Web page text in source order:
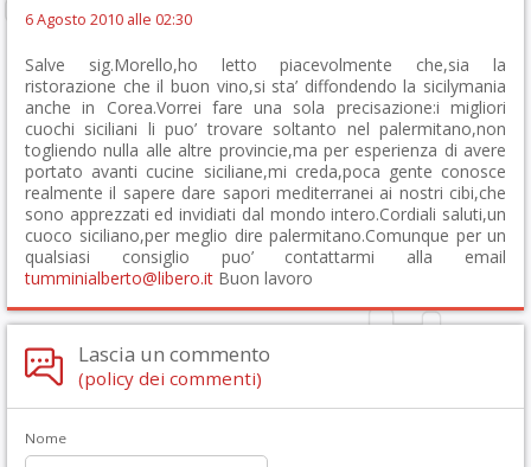
6 Agosto 2010 alle 02:30
Salve sig.Morello,ho letto piacevolmente che,sia la
ristorazione che il buon vino,si sta’ diffondendo la sicilymania
anche in Corea.Vorrei fare una sola precisazione:i migliori
cuochi siciliani li puo’ trovare soltanto nel palermitano,non
togliendo nulla alle altre provincie,ma per esperienza di avere
portato avanti cucine siciliane,mi creda,poca gente conosce
realmente il sapere dare sapori mediterranei ai nostri cibi,che
sono apprezzati ed invidiati dal mondo intero.Cordiali saluti,un
cuoco siciliano,per meglio dire palermitano.Comunque per un
qualsiasi consiglio puo’ contattarmi alla email
tumminialberto@libero.it Buon lavoro
Lascia un commento
(policy dei commenti)
Nome